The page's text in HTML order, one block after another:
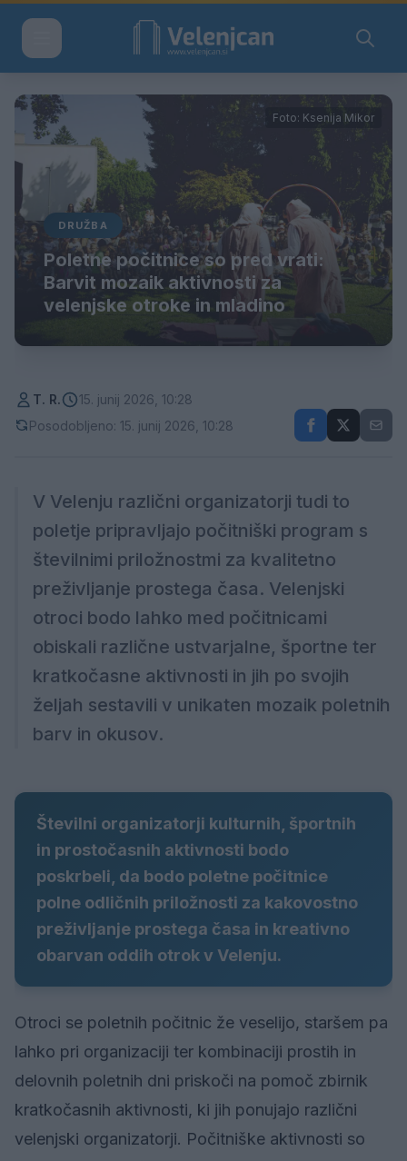
Foto: Ksenija Mikor
DRUŽBA
Poletne počitnice so pred vrati:
Barvit mozaik aktivnosti za
velenjske otroke in mladino
T. R.
15. junij 2026, 10:28
Posodobljeno: 15. junij 2026, 10:28
V Velenju različni organizatorji tudi to
poletje pripravljajo počitniški program s
številnimi priložnostmi za kvalitetno
preživljanje prostega časa. Velenjski
otroci bodo lahko med počitnicami
obiskali različne ustvarjalne, športne ter
kratkočasne aktivnosti in jih po svojih
željah sestavili v unikaten mozaik poletnih
barv in okusov.
Številni organizatorji kulturnih, športnih
in prostočasnih aktivnosti bodo
poskrbeli, da bodo poletne počitnice
polne odličnih priložnosti za kakovostno
preživljanje prostega časa in kreativno
obarvan oddih otrok v Velenju.
Otroci se poletnih počitnic že veselijo, staršem pa
lahko pri organizaciji ter kombinaciji prostih in
delovnih poletnih dni priskoči na pomoč zbirnik
kratkočasnih aktivnosti, ki jih ponujajo različni
velenjski organizatorji. Počitniške aktivnosti so